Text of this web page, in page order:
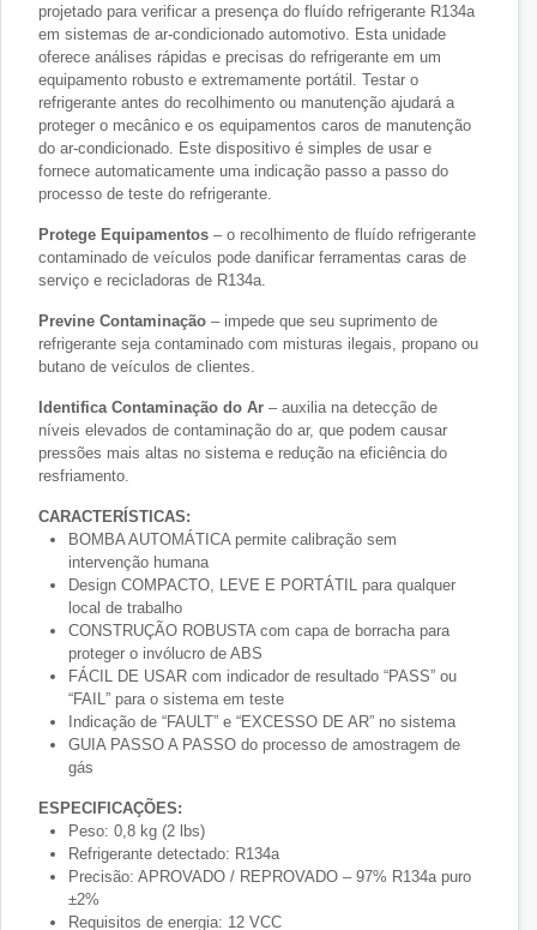
projetado para verificar a presença do fluído refrigerante R134a
em sistemas de ar-condicionado automotivo. Esta unidade
oferece análises rápidas e precisas do refrigerante em um
equipamento robusto e extremamente portátil. Testar o
refrigerante antes do recolhimento ou manutenção ajudará a
proteger o mecânico e os equipamentos caros de manutenção
do ar-condicionado. Este dispositivo é simples de usar e
fornece automaticamente uma indicação passo a passo do
processo de teste do refrigerante.
Protege Equipamentos – o recolhimento de fluído refrigerante
contaminado de veículos pode danificar ferramentas caras de
serviço e recicladoras de R134a.
Previne Contaminação – impede que seu suprimento de
refrigerante seja contaminado com misturas ilegais, propano ou
butano de veículos de clientes.
Identifica Contaminação do Ar – auxilia na detecção de
níveis elevados de contaminação do ar, que podem causar
pressões mais altas no sistema e redução na eficiência do
resfriamento.
CARACTERÍSTICAS:
BOMBA AUTOMÁTICA permite calibração sem
intervenção humana
Design COMPACTO, LEVE E PORTÁTIL para qualquer
local de trabalho
CONSTRUÇÃO ROBUSTA com capa de borracha para
proteger o invólucro de ABS
FÁCIL DE USAR com indicador de resultado “PASS” ou
“FAIL” para o sistema em teste
Indicação de “FAULT” e “EXCESSO DE AR” no sistema
GUIA PASSO A PASSO do processo de amostragem de
gás
ESPECIFICAÇÕES:
Peso: 0,8 kg (2 lbs)
Refrigerante detectado: R134a
Precisão: APROVADO / REPROVADO – 97% R134a puro
±2%
Requisitos de energia: 12 VCC